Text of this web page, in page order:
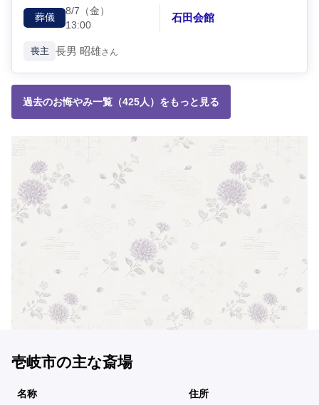
葬儀
8/7 （金）
13:00
石田会館
喪主 長男 昭雄さん
過去のお悔やみ一覧（425人）をもっと見る
壱岐市の主な斎場
名称 住所